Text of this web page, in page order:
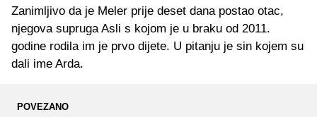
Zanimljivo da je Meler prije deset dana postao otac,
njegova supruga Asli s kojom je u braku od 2011.
godine rodila im je prvo dijete. U pitanju je sin kojem su
dali ime Arda.
POVEZANO